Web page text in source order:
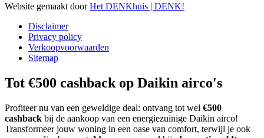
Website gemaakt doorHet DENKhuis | DENK!
Disclaimer
Privacy policy
Verkoopvoorwaarden
Sitemap
Tot €500 cashback op Daikin airco's
Profiteer nu van een geweldige deal: ontvang tot wel €500
cashback bij de aankoop van een energiezuinige Daikin airco!
Transformeer jouw woning in een oase van comfort, terwijl je ook